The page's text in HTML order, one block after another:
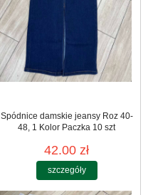
Spódnice damskie jeansy Roz 40-
48, 1 Kolor Paczka 10 szt
42.00 zł
szczegóły